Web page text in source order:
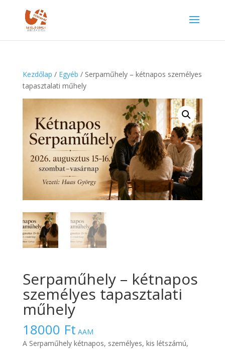
Kezdőlap / Egyéb / Serpaműhely – kétnapos személyes
tapasztalati műhely
Serpaműhely – kétnapos
személyes tapasztalati
műhely
18000 Ft AAM
A Serpaműhely kétnapos, személyes, kis létszámú,